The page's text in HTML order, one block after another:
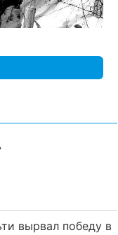
вырвал победу в